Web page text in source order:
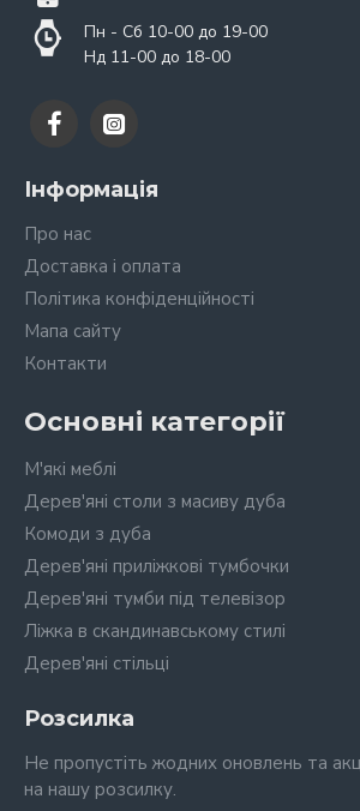
Пн - Сб 10-00 до 19-00
Нд 11-00 до 18-00
Інформація
Про нас
Доставка і оплата
Політика конфіденційності
Мапа сайту
Контакти
Основні категорії
М'які меблі
Дерев'яні столи з масиву дуба
Комоди з дуба
Дерев'яні приліжкові тумбочки
Дерев'яні тумби під телевізор
Ліжка в скандинавському стилі
Дерев'яні стільці
Розсилка
Не пропустіть жодних оновлень та
на нашу розсилку.